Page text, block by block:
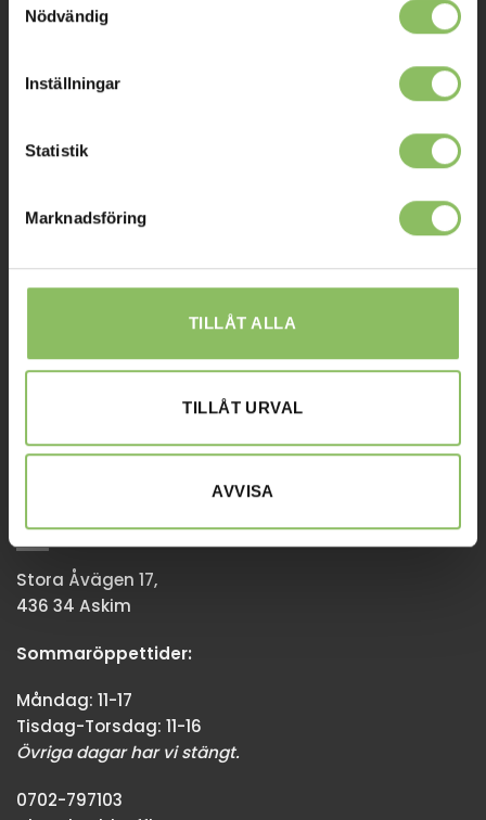
Nödvändig
Inställningar
Statistik
Marknadsföring
TILLÅT ALLA
TILLÅT URVAL
AVVISA
Leverans
Reklamation
Sommaröppettider:
Övriga dagar har vi stängt.
info@baddsofflagret.se
GÖTEBORG
Stora Åvägen 17,
436 34 Askim
Sommaröppettider:
Måndag: 11-17
Tisdag-Torsdag: 11-16
Övriga dagar har vi stängt.
0702-797103